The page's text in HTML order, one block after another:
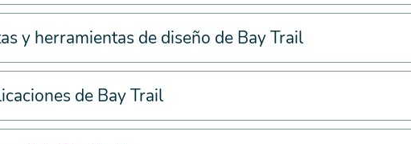
y herramientas de diseño de Bay Trail
de Bay Trail